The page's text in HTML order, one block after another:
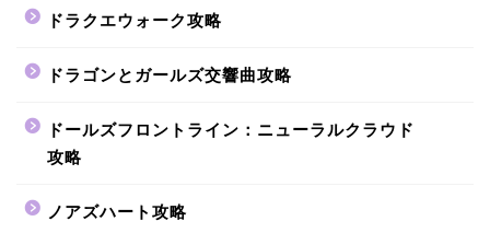
ドラクエウォーク攻略
ドラゴンとガールズ交響曲攻略
ドールズフロントライン：ニューラルクラウド
攻略
ノアズハート攻略